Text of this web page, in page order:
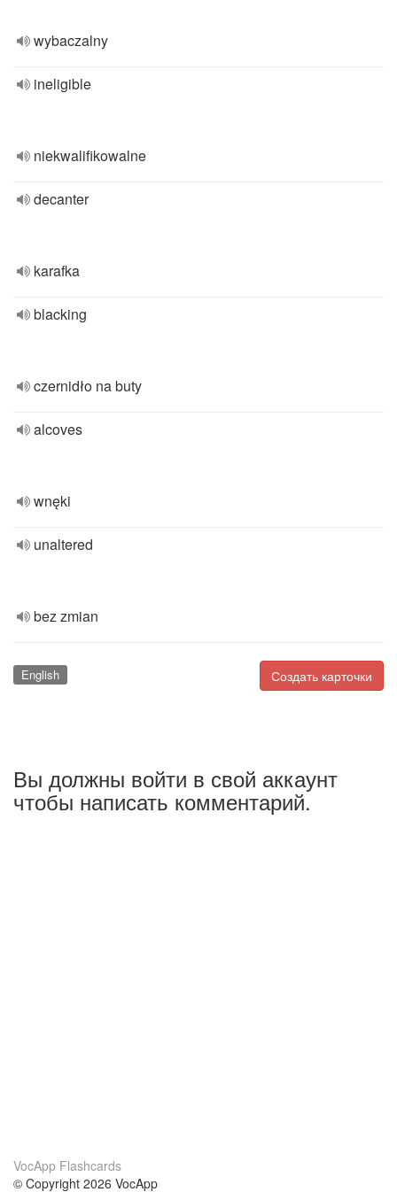
wybaczalny
ineligible
niekwalifikowalne
decanter
karafka
blacking
czernidło na buty
alcoves
wnęki
unaltered
bez zmian
Создать карточки
English
Вы должны войти в свой аккаунт
чтобы написать комментарий.
VocApp Flashcards
© Copyright 2026 VocApp